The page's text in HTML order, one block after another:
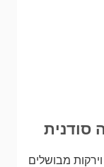
סודנית
מבושלים